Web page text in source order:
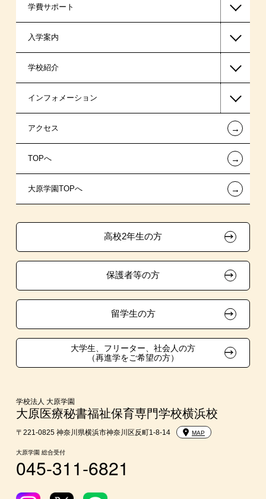
保育士・幼稚園教諭系
介護福祉系
職業委託訓練
学費サポート
高等教育の修学支援新制度
日本学生支援機構の奨学金
国の教育ローン
提携教育ローン
新聞奨学生
保育士修学資金貸付制度
試験による特待生制度
資格・クラブ活動による特待生制度
入学案内
一般入学
AO入学
指定校推薦入学
指定校自己推薦入学
特別推薦入学
生徒会活動推薦入学
在校生・卒業生紹介推薦入学
大学生・短期大学生特別入学
学費
短期大学との併修
入学前のお勧め学習システム
大学・短期大学・公務員併願制度
学校紹介
在校生からあなたへ
夢を叶えた先輩たち
施設・研修所
学生寮・マンションのご案内
大原学園グループ案内
インフォメーション
お知らせ・新着情報
在校生へのお知らせ
各種証明書の発行ご希望の方
採用ご担当の方
アクセス ←
TOPへ ←
大原学園TOPへ ←
高校2年生の方
保護者等の方
留学生の方
大学生、フリーター、社会人の方
（再進学をご希望の方）
学校法人 大原学園
大原医療秘書福祉保育専門学校横浜校
〒221-0825 神奈川県横浜市神奈川区反町1-8-14 MAP
大原学園 総合受付
045-311-6821